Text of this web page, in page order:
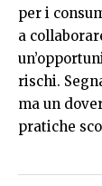
per i
a
rischi.
ma un
pratiche